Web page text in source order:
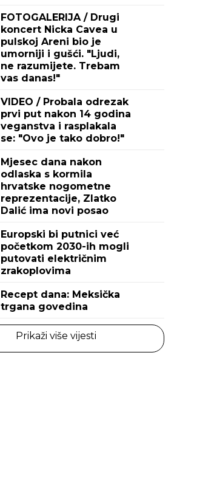
FOTOGALERIJA / Drugi
koncert Nicka Cavea u
pulskoj Areni bio je
umorniji i gušći. "Ljudi,
ne razumijete. Trebam
vas danas!"
VIDEO / Probala odrezak
prvi put nakon 14 godina
veganstva i rasplakala
se: "Ovo je tako dobro!"
Mjesec dana nakon
odlaska s kormila
hrvatske nogometne
reprezentacije, Zlatko
Dalić ima novi posao
Europski bi putnici već
početkom 2030-ih mogli
putovati električnim
zrakoplovima
Recept dana: Meksička
trgana govedina
Prikaži više vijesti